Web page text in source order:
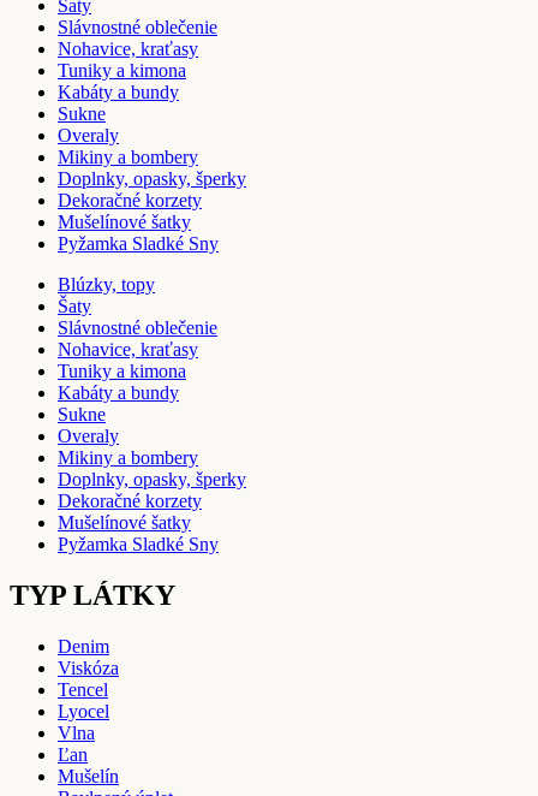
Šaty
Slávnostné oblečenie
Nohavice, kraťasy
Tuniky a kimona
Kabáty a bundy
Sukne
Overaly
Mikiny a bombery
Doplnky, opasky, šperky
Dekoračné korzety
Mušelínové šatky
Pyžamka Sladké Sny
Blúzky, topy
Šaty
Slávnostné oblečenie
Nohavice, kraťasy
Tuniky a kimona
Kabáty a bundy
Sukne
Overaly
Mikiny a bombery
Doplnky, opasky, šperky
Dekoračné korzety
Mušelínové šatky
Pyžamka Sladké Sny
TYP LÁTKY
Denim
Viskóza
Tencel
Lyocel
Vlna
Ľan
Mušelín